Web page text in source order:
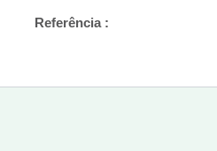
Referência :